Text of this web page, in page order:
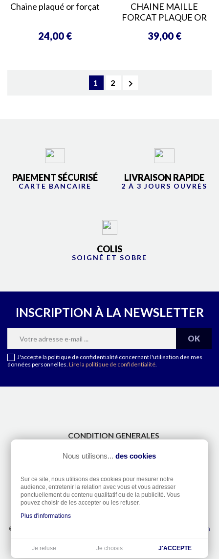
Chaine plaqué or forçat
Prix
24,00 €
CHAINE MAILLE
FORCAT PLAQUE OR
Prix
39,00 €
1 2 
PAIEMENT SÉCURISÉ
CARTE BANCAIRE
LIVRAISON RAPIDE
2 À 3 JOURS OUVRÉS
COLIS
SOIGNÉ ET SOBRE
INSCRIPTION À LA NEWSLETTER
J'accepte la politique de confidentialité concernant l'utilisation des mes
données personnelles. Lire la politique de confidentialité.
CONDITION GENERALES
A PROPOS
ETANCHÉITÉ DES MONTRES
RÉTRACTATION
Nous utilisons... des cookies
Sur ce site, nous utilisons des cookies pour mesurer notre
audience, entretenir la relation avec vous et vous adresser
ponctuellement du contenu qualitatif ou de la publicité. Vous
pouvez choisir de les accepter ou les refuser.
Plus d'informations
Je refuse Je choisis J'ACCEPTE
© Bijouterie Excalibur 2026 -
Dream